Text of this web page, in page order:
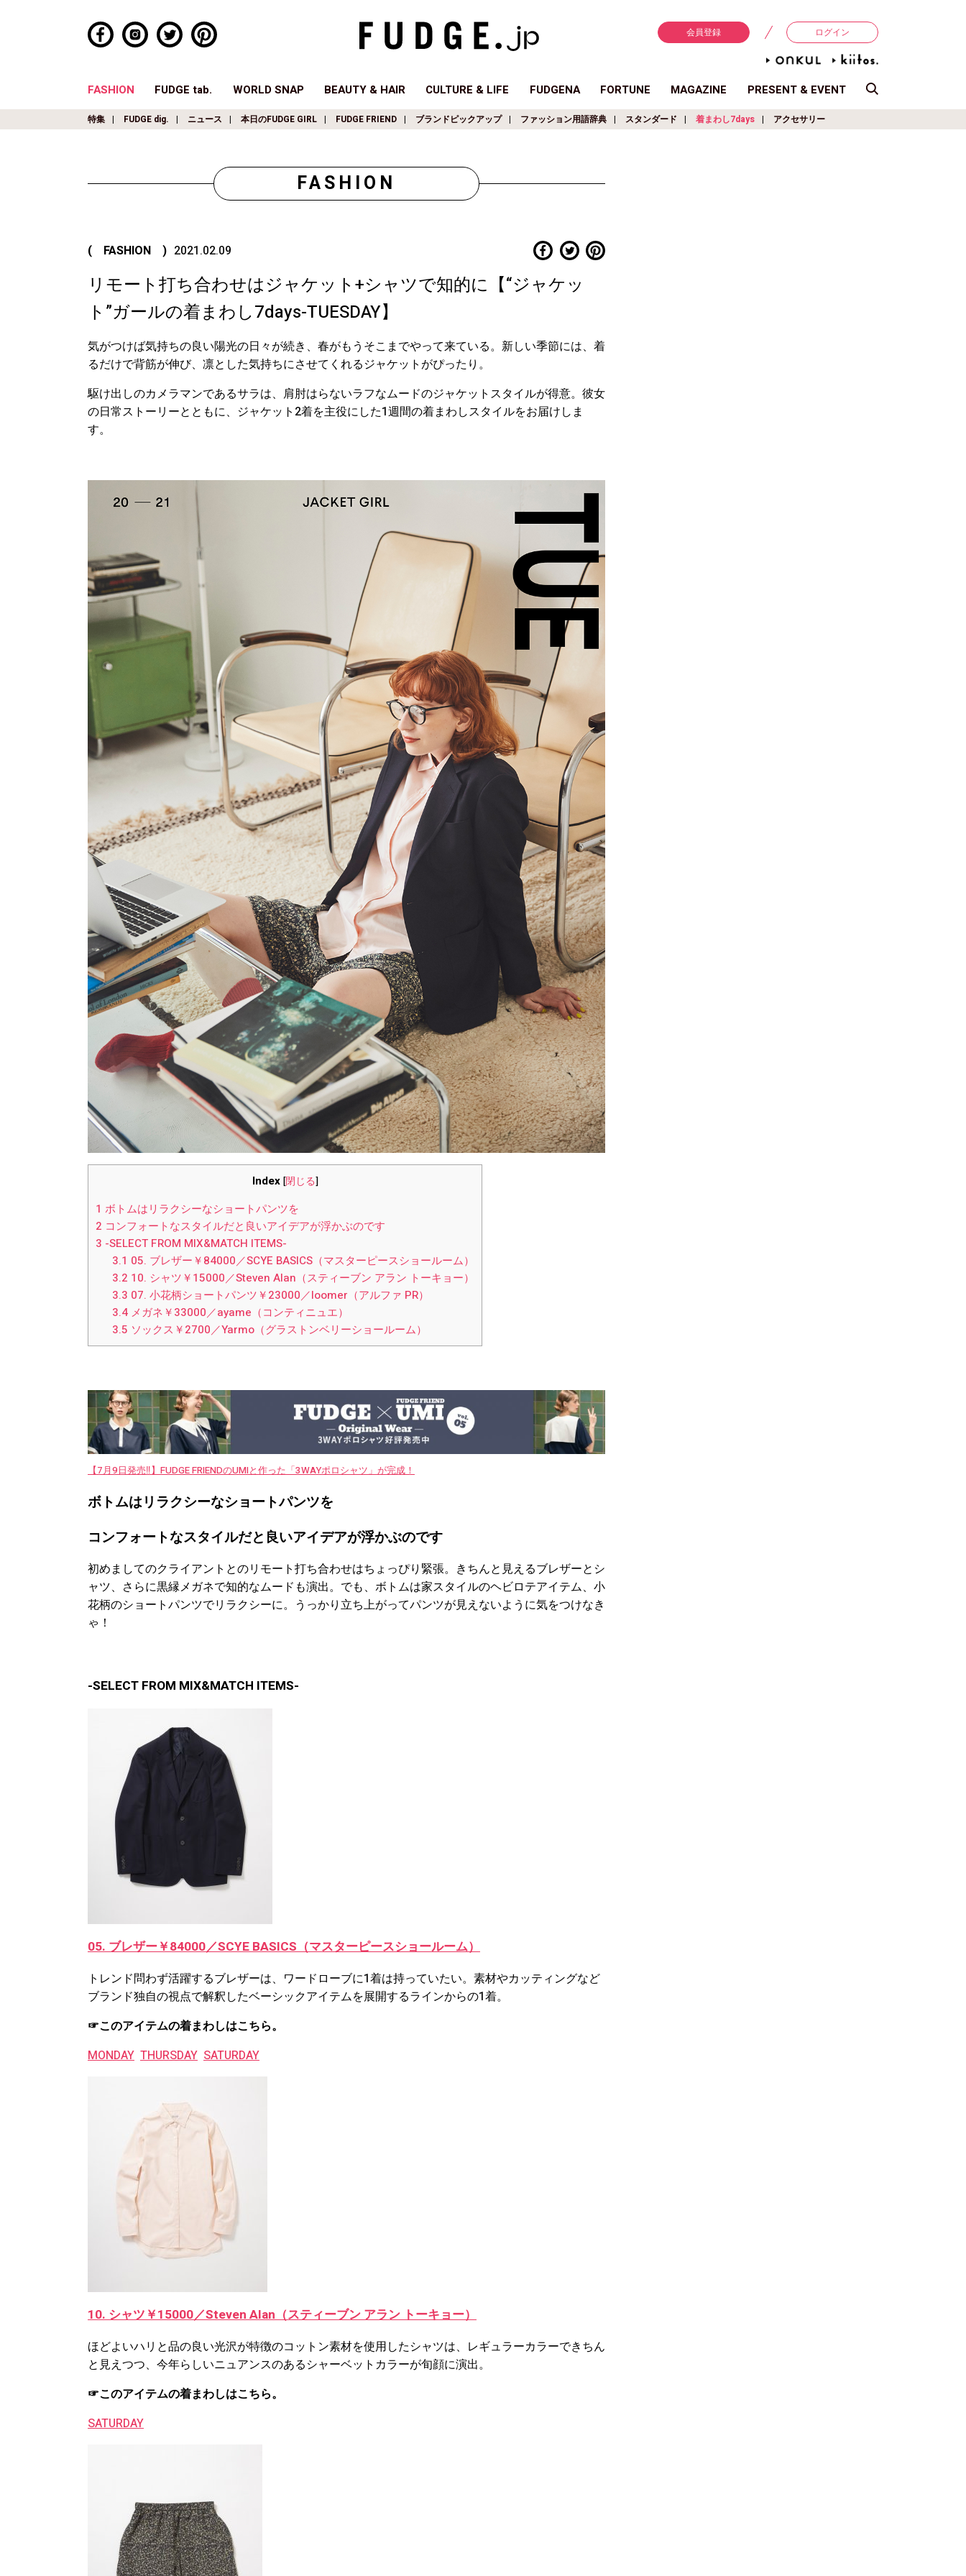
会員登録 ログイン
FASHION FUDGE tab. WORLD SNAP BEAUTY & HAIR CULTURE & LIFE FUDGENA FORTUNE MAGAZINE PRESENT & EVENT
特集 FUDGE dig. ニュース 本日のFUDGE GIRL FUDGE FRIEND ブランドピックアップ ファッション用語辞典 スタンダード 着まわし7days アクセサリー
FASHION
( FASHION ) 2021.02.09
リモート打ち合わせはジャケット+シャツで知的に【“ジャケッ
ト”ガールの着まわし7days-TUESDAY】
気がつけば気持ちの良い陽光の日々が続き、春がもうそこまでやって来ている。新しい季節には、着
るだけで背筋が伸び、凛とした気持ちにさせてくれるジャケットがぴったり。
駆け出しのカメラマンであるサラは、肩肘はらないラフなムードのジャケットスタイルが得意。彼女
の日常ストーリーとともに、ジャケット2着を主役にした1週間の着まわしスタイルをお届けしま
す。
Index [閉じる]
1 ボトムはリラクシーなショートパンツを
2 コンフォートなスタイルだと良いアイデアが浮かぶのです
3 -SELECT FROM MIX&MATCH ITEMS-
3.1 05. ブレザー￥84000／SCYE BASICS（マスターピースショールーム）
3.2 10. シャツ￥15000／Steven Alan（スティーブン アラン トーキョー）
3.3 07. 小花柄ショートパンツ￥23000／loomer（アルファ PR）
3.4メガネ￥33000／ayame（コンティニュエ）
3.5 ソックス￥2700／Yarmo（グラストンベリーショールーム）
【7月9日発売‼︎】FUDGE FRIENDのUMIと作った「3WAYポロシャツ」が完成！
ボトムはリラクシーなショートパンツを
コンフォートなスタイルだと良いアイデアが浮かぶのです
初めましてのクライアントとのリモート打ち合わせはちょっぴり緊張。きちんと見えるブレザーとシ
ャツ、さらに黒縁メガネで知的なムードも演出。でも、ボトムは家スタイルのヘビロテアイテム、小
花柄のショートパンツでリラクシーに。うっかり立ち上がってパンツが見えないように気をつけなき
ゃ！
-SELECT FROM MIX&MATCH ITEMS-
05. ブレザー￥84000／SCYE BASICS（マスターピースショールーム）
トレンド問わず活躍するブレザーは、ワードローブに1着は持っていたい。素材やカッティングなど
ブランド独自の視点で解釈したベーシックアイテムを展開するラインからの1着。
☞このアイテムの着まわしはこちら。
MONDAY THURSDAY SATURDAY
10. シャツ￥15000／Steven Alan（スティーブン アラン トーキョー）
ほどよいハリと品の良い光沢が特徴のコットン素材を使用したシャツは、レギュラーカラーできちん
と見えつつ、今年らしいニュアンスのあるシャーベットカラーが旬顔に演出。
☞このアイテムの着まわしはこちら。
SATURDAY